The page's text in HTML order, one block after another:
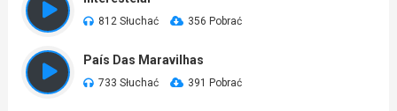
812 Słuchać 356 Pobrać
País Das Maravilhas
733 Słuchać 391 Pobrać